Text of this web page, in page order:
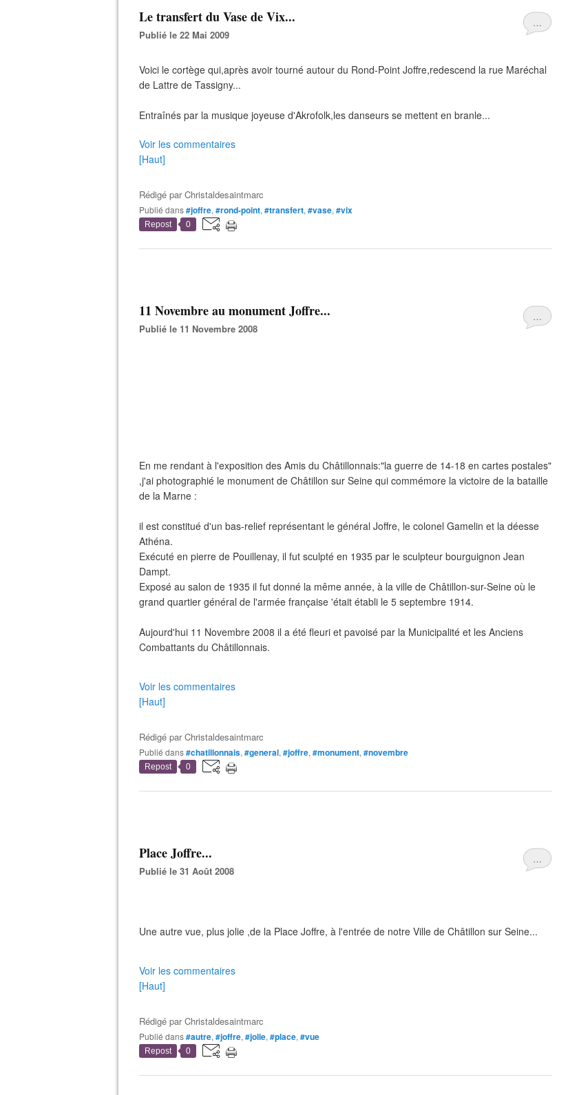
…
Le transfert du Vase de Vix...
Publié le 22 Mai 2009
Voici le cortège qui,après avoir tourné autour du Rond-Point Joffre,redescend la rue Maréchal
de Lattre de Tassigny...
Entraînés par la musique joyeuse d'Akrofolk,les danseurs se mettent en branle...
Voir les commentaires
[Haut]
Rédigé parChristaldesaintmarc
Publié dans#joffre, #rond-point, #transfert, #vase, #vix
Repost 0
…
11 Novembre au monument Joffre...
Publié le 11 Novembre 2008
En me rendant à l'exposition des Amis du Châtillonnais:"la guerre de 14-18 en cartes postales"
,j'ai photographié le monument de Châtillon sur Seine qui commémore la victoire de la bataille
de la Marne :
il est constitué d'un bas-relief représentant le général Joffre, le colonel Gamelin et la déesse
Athéna.
Exécuté en pierre de Pouillenay, il fut sculpté en 1935 par le sculpteur bourguignon Jean
Dampt.
Exposé au salon de 1935 il fut donné la même année, à la ville de Châtillon-sur-Seine où le
grand quartier général de l'armée française 'était établi le 5 septembre 1914.
Aujourd'hui 11 Novembre 2008 il a été fleuri et pavoisé par la Municipalité et les Anciens
Combattants du Châtillonnais.
Voir les commentaires
[Haut]
Rédigé parChristaldesaintmarc
Publié dans#chatillonnais, #general, #joffre, #monument, #novembre
Repost 0
…
Place Joffre...
Publié le 31 Août 2008
Une autre vue, plus jolie ,de la Place Joffre, à l'entrée de notre Ville de Châtillon sur Seine...
Voir les commentaires
[Haut]
Rédigé parChristaldesaintmarc
Publié dans#autre, #joffre, #jolie, #place, #vue
Repost 0